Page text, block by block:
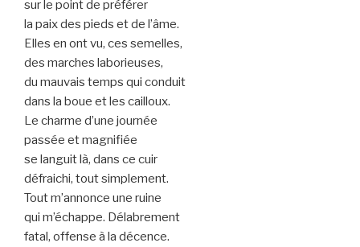
sur le point de préférer
la paix des pieds et de l’âme.
Elles en ont vu, ces semelles,
des marches laborieuses,
du mauvais temps qui conduit
dans la boue et les cailloux.
Le charme d’une journée
passée et magnifiée
se languit là, dans ce cuir
défraichi, tout simplement.
Tout m’annonce une ruine
qui m’échappe. Délabrement
fatal, offense à la décence.